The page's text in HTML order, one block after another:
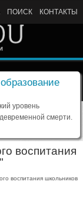
ПОИСК КОНТАКТЫ
уровень
смерти.
воспитания
воспитания школьников